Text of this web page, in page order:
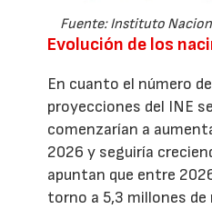
Fuente: Instituto
Evolución de los
En cuanto el número
proyecciones del INE
comenzarían a
2026 y seguiría
apuntan que entre
torno a 5,3 millones de